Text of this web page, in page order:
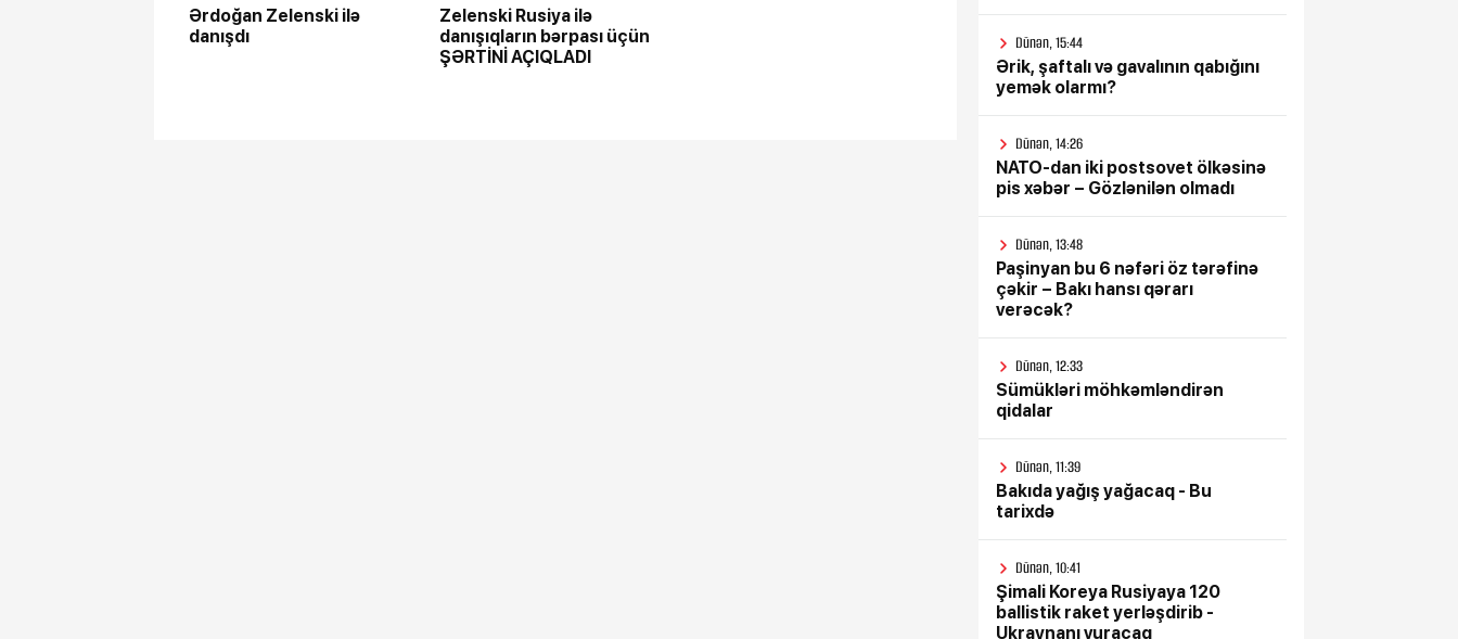
Ərdoğan Zelenski ilə
danışdı
Zelenski Rusiya ilə
danışıqların bərpası üçün
ŞƏRTİNİ AÇIQLADI
Dünən, 15:44
Ərik, şaftalı və gavalının qabığını
yemək olarmı?
Dünən, 14:26
NATO-dan iki postsovet ölkəsinə
pis xəbər – Gözlənilən olmadı
Dünən, 13:48
Paşinyan bu 6 nəfəri öz tərəfinə
çəkir – Bakı hansı qərarı
verəcək?
Dünən, 12:33
Sümükləri möhkəmləndirən
qidalar
Dünən, 11:39
Bakıda yağış yağacaq - Bu
tarixdə
Dünən, 10:41
Şimali Koreya Rusiyaya 120
ballistik raket yerləşdirib -
Ukraynanı vuracaq